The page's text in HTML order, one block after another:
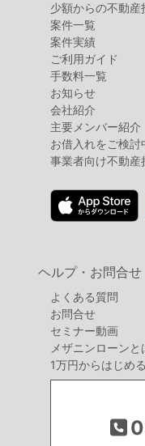
少額からの不動
案件⼀覧
案件実績
ご利用ガイド
手数料一覧
お知らせ
会社紹介
主要メンバー紹介
お借入れをご検討
事業者向け不動産
ヘルプ・お問合せ
よくある質問
お問合せ
セミナー動画
メザニンローンと
1万円からはじめ